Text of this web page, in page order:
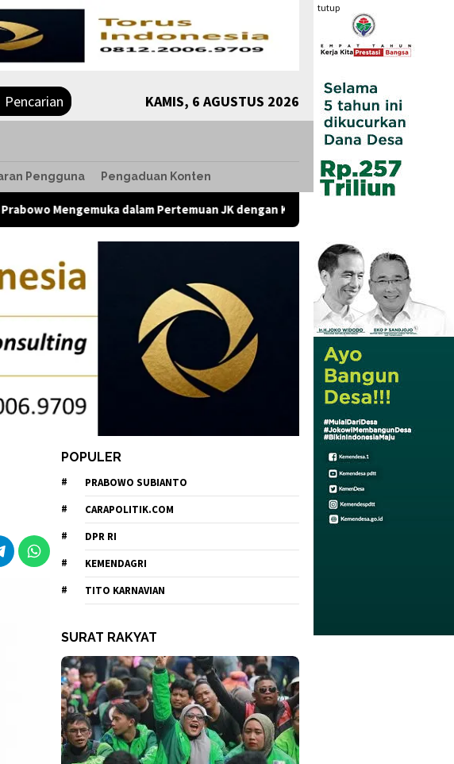
tutup
Pencarian KAMIS, 6 AGUSTUS 2026
Pengguna Pengaduan Konten
dalam Pertemuan JK dengan Komunitas Komunikolog, Presiden Diharap Evaluasi
POPULER
PRABOWO SUBIANTO
CARAPOLITIK.COM
DPR RI
KEMENDAGRI
TITO KARNAVIAN
SURAT RAKYAT